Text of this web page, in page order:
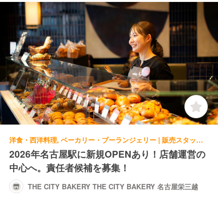
洋食・西洋料理, ベーカリー・ブーランジェリー | 販売スタッフ | THE CITY BAKERY THE CITY BAKERY 名古屋栄三越
2026年名古屋駅に新規OPENあり！店舗運営の
中心へ。責任者候補を募集！
THE CITY BAKERY THE CITY BAKERY 名古屋栄三越